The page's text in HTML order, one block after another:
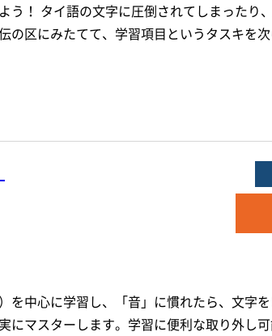
情報
電子版 音声別売り
う！ タイ語の文字に圧倒されてしまったり
区にみたてて、学習項目というタスキを
中心に学習し、「音」に慣れたら、文字を
にマスターします。学習に便利な取り外し